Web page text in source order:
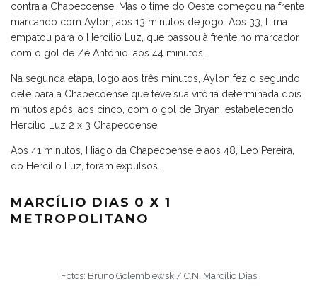
contra a Chapecoense. Mas o time do Oeste começou na frente
marcando com Aylon, aos 13 minutos de jogo. Aos 33, Lima
empatou para o Hercílio Luz, que passou à frente no marcador
com o gol de Zé Antônio, aos 44 minutos.
Na segunda etapa, logo aos três minutos, Aylon fez o segundo
dele para a Chapecoense que teve sua vitória determinada dois
minutos após, aos cinco, com o gol de Bryan, estabelecendo
Hercílio Luz 2 x 3 Chapecoense.
Aos 41 minutos, Hiago da Chapecoense e aos 48, Leo Pereira,
do Hercílio Luz, foram expulsos.
MARCÍLIO DIAS 0 X 1
METROPOLITANO
Fotos: Bruno Golembiewski/ C.N. Marcílio Dias